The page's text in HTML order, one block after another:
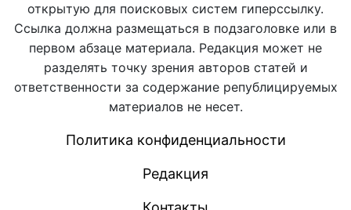
открытую для поисковых систем гиперссылку.
Ссылка должна размещаться в подзаголовке или в
первом абзаце материала. Редакция может не
разделять точку зрения авторов статей и
ответственности за содержание републицируемых
материалов не несет.
Политика конфиденциальности
Редакция